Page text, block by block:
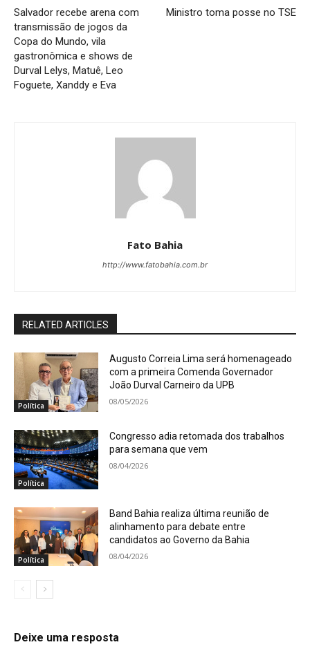
Salvador recebe arena com
transmissão de jogos da
Copa do Mundo, vila
gastronômica e shows de
Durval Lelys, Matuê, Leo
Foguete, Xanddy e Eva
Ministro toma posse no TSE
Fato Bahia
http://www.fatobahia.com.br
RELATED ARTICLES
Política
Augusto Correia Lima será homenageado
com a primeira Comenda Governador
João Durval Carneiro da UPB
08/05/2026
Política
Congresso adia retomada dos trabalhos
para semana que vem
08/04/2026
Política
Band Bahia realiza última reunião de
alinhamento para debate entre
candidatos ao Governo da Bahia
08/04/2026
Deixe uma resposta